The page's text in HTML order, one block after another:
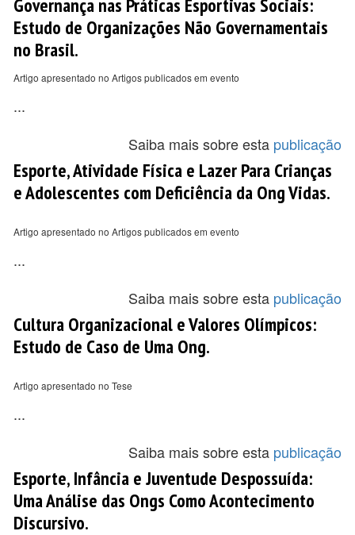
Governança nas Práticas Esportivas Sociais:
Estudo de Organizações Não Governamentais
no Brasil.
Artigo apresentado no Artigos publicados em evento
...
Saiba mais sobre esta publicação
Esporte, Atividade Física e Lazer Para Crianças
e Adolescentes com Deficiência da Ong Vidas.
Artigo apresentado no Artigos publicados em evento
...
Saiba mais sobre esta publicação
Cultura Organizacional e Valores Olímpicos:
Estudo de Caso de Uma Ong.
Artigo apresentado no Tese
...
Saiba mais sobre esta publicação
Esporte, Infância e Juventude Despossuída:
Uma Análise das Ongs Como Acontecimento
Discursivo.